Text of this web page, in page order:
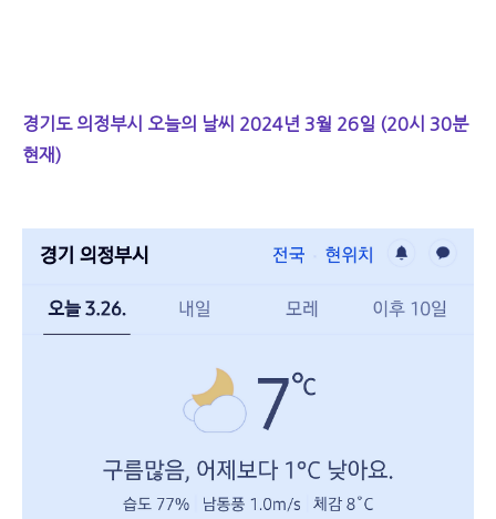
경기도 의정부시 오늘의 날씨 2024년 3월 26일 (20시 30분
현재)